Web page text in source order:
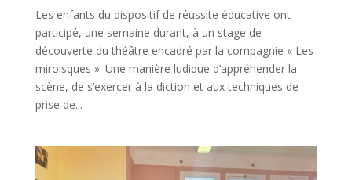
Les enfants du dispositif de réussite éducative ont
participé, une semaine durant, à un stage de
découverte du théâtre encadré par la compagnie « Les
miroisques ». Une manière ludique d’appréhender la
scène, de s’exercer à la diction et aux techniques de
prise de...